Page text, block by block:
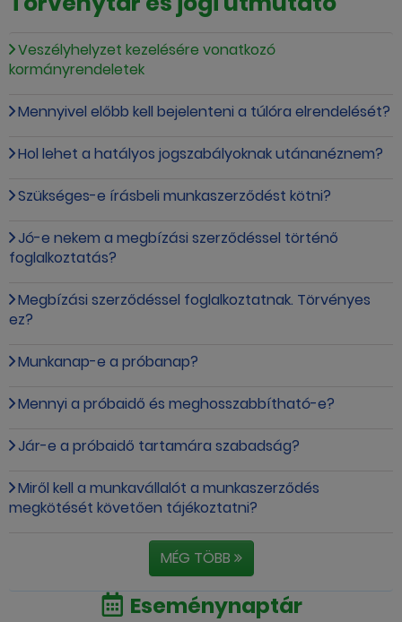
Veszélyhelyzet kezelésére vonatkozó
kormányrendeletek
Mennyivel előbb kell bejelenteni a túlóra elrendelését?
Hol lehet a hatályos jogszabályoknak utánanéznem?
Szükséges-e írásbeli munkaszerződést kötni?
Jó-e nekem a megbízási szerződéssel történő
foglalkoztatás?
Megbízási szerződéssel foglalkoztatnak. Törvényes
ez?
Munkanap-e a próbanap?
Mennyi a próbaidő és meghosszabbítható-e?
Jár-e a próbaidő tartamára szabadság?
Miről kell a munkavállalót a munkaszerződés
megkötését követően tájékoztatni?
MÉG TÖBB
Eseménynaptár